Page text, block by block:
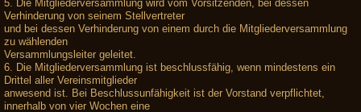
5. Die Mitgliederversammlung wird vom Vorsitzenden, bei dessen
Verhinderung von seinem Stellvertreter
und bei dessen Verhinderung von einem durch die Mitgliederversammlung
zu wählenden
Versammlungsleiter geleitet.
6. Die Mitgliederversammlung ist beschlussfähig, wenn mindestens ein
Drittel aller Vereinsmitglieder
anwesend ist. Bei Beschlussunfähigkeit ist der Vorstand verpflichtet,
innerhalb von vier Wochen eine